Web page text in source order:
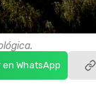
WhatsApp